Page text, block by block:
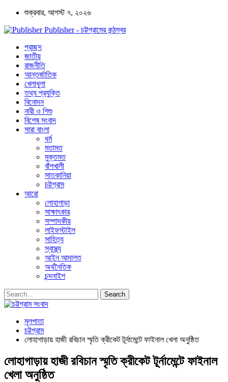
শুক্রবার, আগস্ট ৭, ২০২৬
Publisher - চট্টগ্রামের কন্ঠস্বর
প্রচ্ছদ
জাতীয়
রাজনীতি
আন্তর্জাতিক
খেলাধুলা
তথ্য প্রযুক্তি
বিনোদন
নারী ও শিশু
বিশেষ সংবাদ
সারা বাংলা
ধর্ম
মতামত
মুক্তমত
বাঁশখালী
সাতকানিয়া
চট্টগ্রাম
আরো
লোহাগাড়া
সাক্ষাৎকার
সম্পাদকীয়
লাইফস্টাইল
সাহিত্য
স্বাস্থ্য
আইন আদালত
অর্থনৈতিক
চন্দনাইশ
মূলপাতা
চট্টগ্রাম
লোহাগাড়ায় হাজী রবিচান স্মৃতি ক্রীকেট টূর্নামেন্টে ফাইনাল খেলা অনুষ্ঠিত
লোহাগাড়ায় হাজী রবিচান স্মৃতি ক্রীকেট টূর্নামেন্টে ফাইনাল
খেলা অনুষ্ঠিত